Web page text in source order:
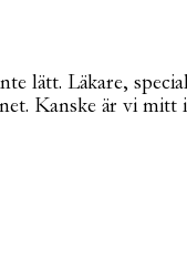
lätt. Läkare,
Kanske är vi mitt